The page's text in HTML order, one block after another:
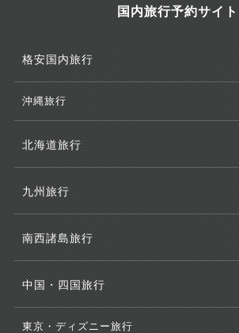
国内旅行予約サイト
格安国内旅行
沖縄旅行
北海道旅行
九州旅行
南西諸島旅行
中国・四国旅行
東京・ディズニー旅行